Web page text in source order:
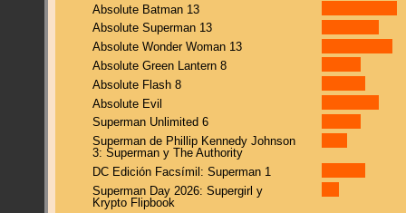
Absolute Batman 13
Absolute Superman 13
Absolute Wonder Woman 13
Absolute Green Lantern 8
Absolute Flash 8
Absolute Evil
Superman Unlimited 6
Superman de Phillip Kennedy Johnson
3: Superman y The Authority
DC Edición Facsímil: Superman 1
Superman Day 2026: Supergirl y
Krypto Flipbook